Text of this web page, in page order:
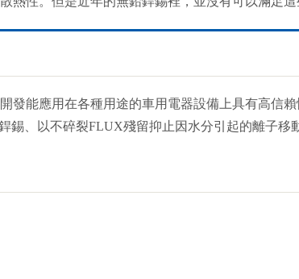
發能應用在各種用途的車用電器設備上具有高信
錫、以不碎裂FLUX殘留抑止因水分引起的離子移